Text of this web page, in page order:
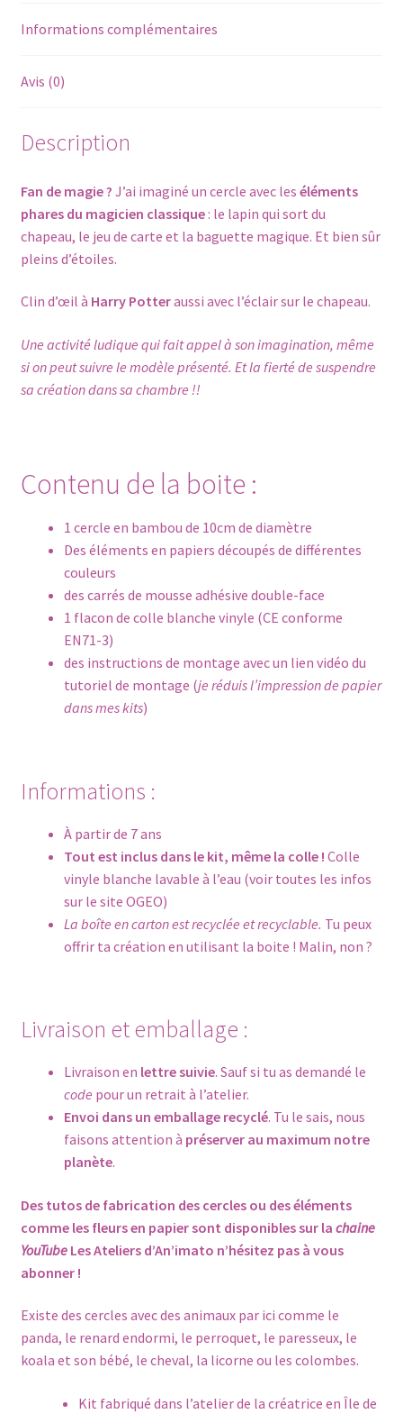
cercle
-
coller
Informations complémentaires
Avis (0)
Description
Fan de magie ? J’ai imaginé un cercle avec les éléments
phares du magicien classique: le lapin qui sort du
chapeau, le jeu de carte et la baguette magique. Et bien sûr
pleins d’étoiles.
Clin d’œil à Harry Potteraussi avec l’éclair sur le chapeau.
Une activité ludique qui fait appel à son imagination, même
si on peut suivre le modèle présenté. Et la fierté de suspendre
sa création dans sa chambre !!
Contenu de la boite :
1 cercle en bambou de 10cm de diamètre
Des éléments en papiers découpés de différentes
couleurs
des carrés de mousse adhésive double-face
1 flacon de colle blanche vinyle (CE conforme
EN71-3)
des instructions de montage avec un lien vidéo du
tutoriel de montage (je réduis l’impression de papier
dans mes kits)
Informations :
À partir de 7 ans
Tout est inclus dans le kit, même la colle ! Colle
vinyle blanche lavable à l’eau (voir toutes les infos
sur le site OGEO)
La boîte en carton est recyclée et recyclable. Tu peux
offrir ta création en utilisant la boite ! Malin, non ?
Livraison et emballage :
Livraison en lettre suivie. Sauf si tu as demandé le
code pour un retrait à l’atelier.
Envoi dans un emballage recyclé. Tu le sais, nous
faisons attention à préserver au maximum notre
planète.
Des tutos de fabrication des cercles ou des éléments
comme les fleurs en papier sont disponibles sur la chaine
YouTube Les Ateliers d’An’imato n’hésitez pas à vous
abonner !
Existe des cercles avec des animaux par ici comme le
panda, le renard endormi, le perroquet, le paresseux, le
koala et son bébé, le cheval, la licorne ou les colombes.
Kit fabriqué dans l’atelier de la créatrice en Île de